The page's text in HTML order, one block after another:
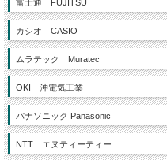
富士通 FUJITSU
カシオ CASIO
ムラテック Muratec
OKI 沖電気工業
パナソニック Panasonic
NTT エヌティーティー